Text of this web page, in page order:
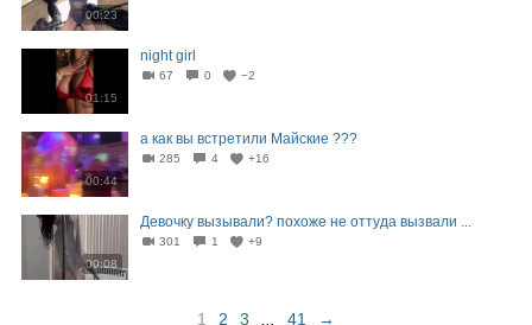
00:23
01:15
night girl
67 0 −2
00:44
а как вы встретили Майские ???
285 4 +16
00:08
Девочку вызывали? похоже не оттуда вызвали ...
301 1 +9
1 2 3 41 →